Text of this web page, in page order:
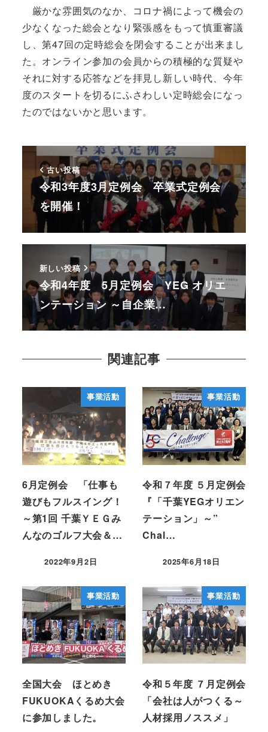
厳かな雰囲気のなか、コロナ禍によって機会の
少なくなった総会となり緊張感をもって慎重審議
し、第47回の定時総会を閉会することが出来まし
た。オンライン参加の会員からの積極的な質疑や
それに対する応答などを拝見し新しい時代、今年
度のスタートを切るにふさわしい定時総会になっ
たのではないかと思います。
古い投稿
令和3年度3月定例会 卒業式定例会
を開催！
新しい投稿
令和4年度 5月定例会 YEG オリエ
ンテーション ～自企業…
関連記事
事業活動
6月定例会 「仕事も
遊びもフルスイング！
～第1回 千葉ＹＥＧみ
んなのゴルフ大会＆…
2022年9月2日
事業活動
令和７年度 ５月定例会
『「千葉YEGオリエン
テーション」～”
Chal…
2025年6月18日
事業活動
全国大会 ほとめき
FUKUOKAくるめ大会
に参加しました。
事業活動
令和５年度 ７月定例会
「会社は人がつくる～
人材採用ノススメ」